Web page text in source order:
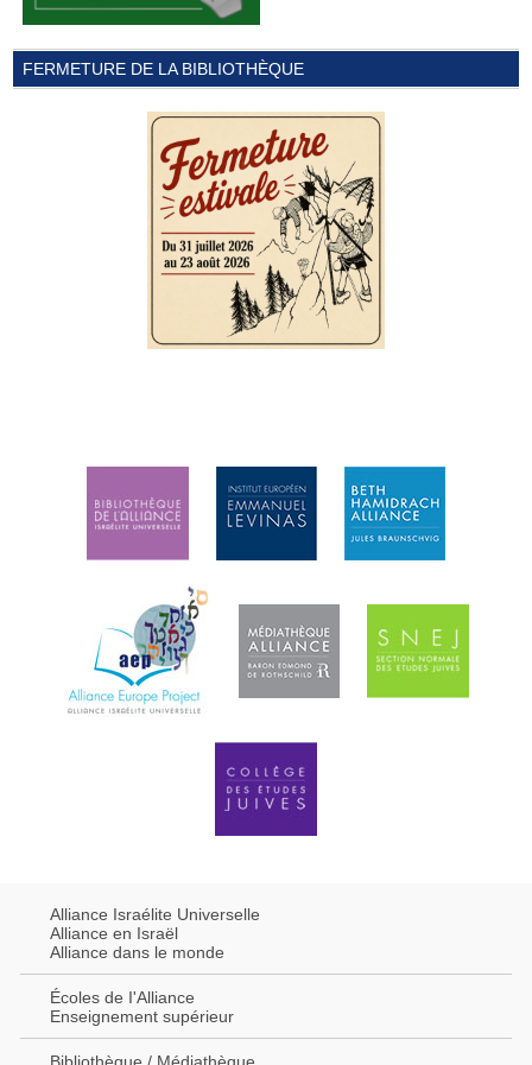
FERMETURE DE LA BIBLIOTHÈQUE
Alliance Israélite Universelle
Alliance en Israël
Alliance dans le monde
Écoles de I'Alliance
Enseignement supérieur
Bibliothèque / Médiathèque